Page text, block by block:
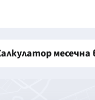
месечна